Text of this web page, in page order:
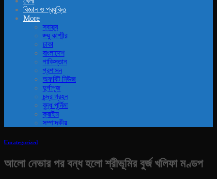
বিজ্ঞান ও প্রযুক্তি
More
স্বাস্থ্য
জ্ম্মু কাশ্মীর
ঢাকা
বাংলাদেশ
পাকিস্তান
প্রশাসন
অফবিট নিউজ
দুর্গাপূজ
চন্দ্র গ্রহন
বুদ্ধ পূর্নিমা
ক্রাইম
সম্পাদকীয়
Uncategorized
আলো নেভার পর বন্ধ হলো শ্রীভূমির বুর্জ খলিফা মণ্ডপ